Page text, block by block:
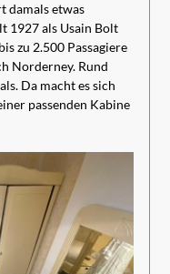
damals etwas
1927 als Usain Bolt
zu 2.500 Passagiere
Norderney. Rund
Da macht es sich
passenden Kabine